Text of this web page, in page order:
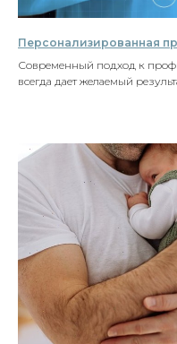
Персонализированная
Современный подход к
всегда дает желаемый